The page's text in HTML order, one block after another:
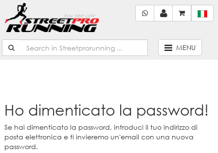
MENU
Ho dimenticato la password!
Se hai dimenticato la password, introduci il tuo indirizzo di
posta elettronica e ti invieremo un'email con una nuova
password.